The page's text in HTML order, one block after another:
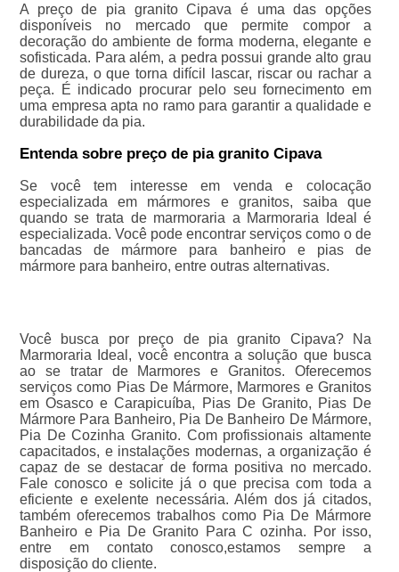
A preço de pia granito Cipava é uma das opções
disponíveis no mercado que permite compor a
decoração do ambiente de forma moderna, elegante e
sofisticada. Para além, a pedra possui grande alto grau
de dureza, o que torna difícil lascar, riscar ou rachar a
peça. É indicado procurar pelo seu fornecimento em
uma empresa apta no ramo para garantir a qualidade e
durabilidade da pia.
Entenda sobre preço de pia granito Cipava
Se você tem interesse em venda e colocação
especializada em mármores e granitos, saiba que
quando se trata de marmoraria a Marmoraria Ideal é
especializada. Você pode encontrar serviços como o de
bancadas de mármore para banheiro e pias de
mármore para banheiro, entre outras alternativas.
Você busca por preço de pia granito Cipava? Na
Marmoraria Ideal, você encontra a solução que busca
ao se tratar de Marmores e Granitos. Oferecemos
serviços como Pias De Mármore, Marmores e Granitos
em Osasco e Carapicuíba, Pias De Granito, Pias De
Mármore Para Banheiro, Pia De Banheiro De Mármore,
Pia De Cozinha Granito. Com profissionais altamente
capacitados, e instalações modernas, a organização é
capaz de se destacar de forma positiva no mercado.
Fale conosco e solicite já o que precisa com toda a
eficiente e exelente necessária. Além dos já citados,
também oferecemos trabalhos como Pia De Mármore
Banheiro e Pia De Granito Para C ozinha. Por isso,
entre em contato conosco,estamos sempre a
disposição do cliente.